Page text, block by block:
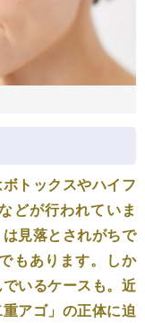
トックスやハイフ
どが行われていま
見落とされがちで
もあります。しか
いるケースも。近
アゴ」の正体に迫